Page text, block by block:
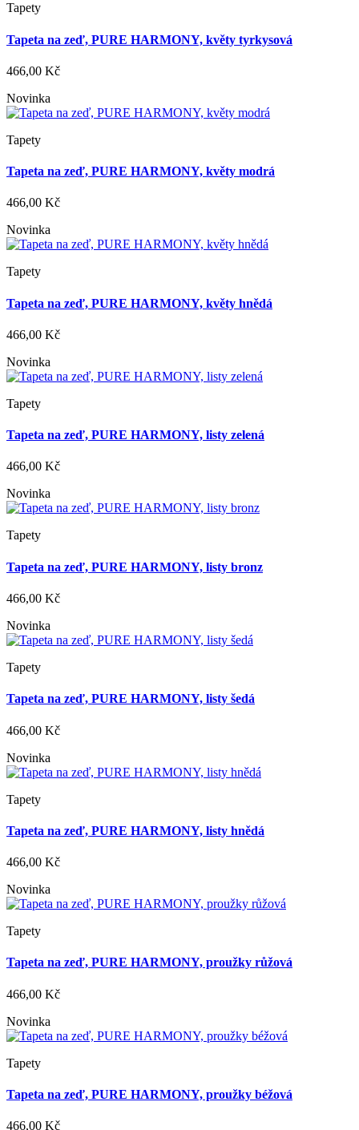
Tapety
Tapeta na zeď, PURE HARMONY, květy tyrkysová
466,00 Kč
Novinka
Tapety
Tapeta na zeď, PURE HARMONY, květy modrá
466,00 Kč
Novinka
Tapety
Tapeta na zeď, PURE HARMONY, květy hnědá
466,00 Kč
Novinka
Tapety
Tapeta na zeď, PURE HARMONY, listy zelená
466,00 Kč
Novinka
Tapety
Tapeta na zeď, PURE HARMONY, listy bronz
466,00 Kč
Novinka
Tapety
Tapeta na zeď, PURE HARMONY, listy šedá
466,00 Kč
Novinka
Tapety
Tapeta na zeď, PURE HARMONY, listy hnědá
466,00 Kč
Novinka
Tapety
Tapeta na zeď, PURE HARMONY, proužky růžová
466,00 Kč
Novinka
Tapety
Tapeta na zeď, PURE HARMONY, proužky béžová
466,00 Kč